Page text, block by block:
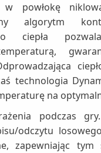
w powłokę
algorytm
ciepła
technologia
na
podczas
odczytu
zapewniając tym